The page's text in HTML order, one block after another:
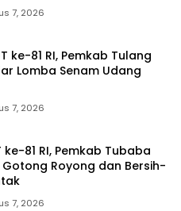
7, 2026
ke-81 RI, Pemkab Tulang
Lomba Senam Udang
7, 2026
ke-81 RI, Pemkab Tubaba
Royong dan Bersih-
7, 2026